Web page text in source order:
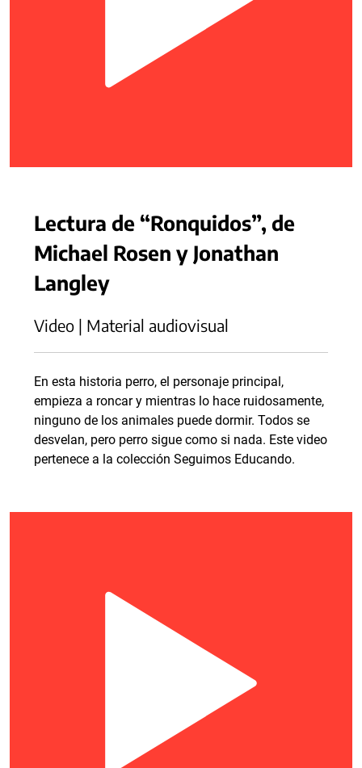
Lectura de “Ronquidos”, de
Michael Rosen y Jonathan
Langley
Video | Material audiovisual
En esta historia perro, el personaje principal,
empieza a roncar y mientras lo hace ruidosamente,
ninguno de los animales puede dormir. Todos se
desvelan, pero perro sigue como si nada. Este video
pertenece a la colección Seguimos Educando.